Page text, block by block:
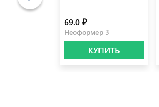
69.0 ₽
Неоформер 3
КУПИТЬ